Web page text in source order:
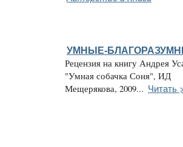
УМНЫЕ-
Рецензия на книгу Андрея
"Умная собачка Соня", ИД
Мещерякова, 2009... Читать